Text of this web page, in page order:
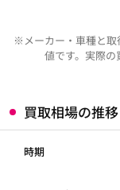
※メーカー・車種と取
値です。実際の
買取相場の推
時期